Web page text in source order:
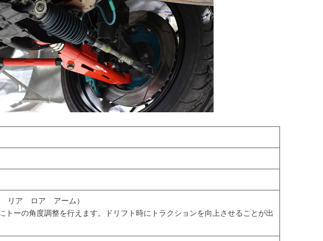
リア ロア アーム）
トーの角度調整を行えます。ドリフト時にトラクションを向上させることが出